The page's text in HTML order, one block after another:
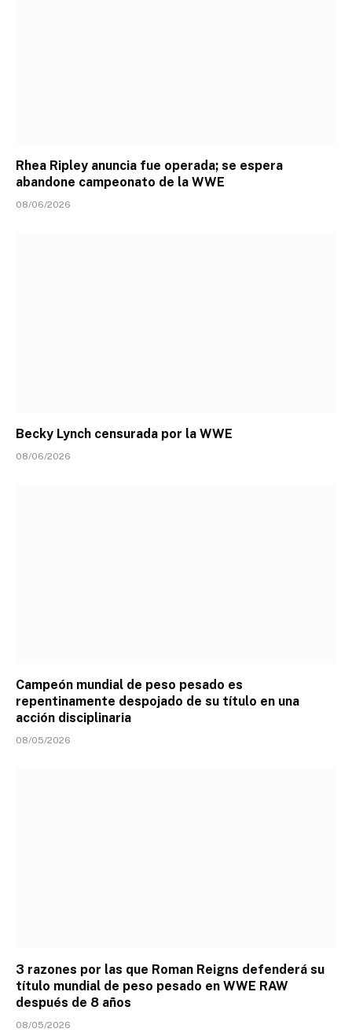
Rhea Ripley anuncia fue operada; se espera
abandone campeonato de la WWE
08/06/2026
Becky Lynch censurada por la WWE
08/06/2026
Campeón mundial de peso pesado es
repentinamente despojado de su título en una
acción disciplinaria
08/05/2026
3 razones por las que Roman Reigns defenderá su
título mundial de peso pesado en WWE RAW
después de 8 años
08/05/2026